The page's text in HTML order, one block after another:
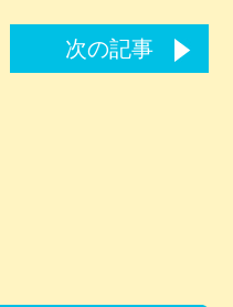
次の記事